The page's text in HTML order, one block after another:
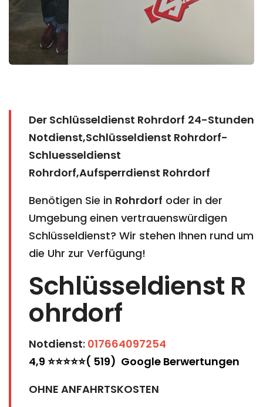
Der Schlüsseldienst Rohrdorf 24-Stunden
Notdienst,Schlüsseldienst Rohrdorf-
Schluesseldienst
Rohrdorf,Aufsperrdienst Rohrdorf
Benötigen Sie in Rohrdorf oder in der
Umgebung einen vertrauenswürdigen
Schlüsseldienst? Wir stehen Ihnen rund um
die Uhr zur Verfügung!
Schlüsseldienst R
ohrdorf
Notdienst: 017664097254
4,9 ⭐⭐⭐⭐⭐( 519) Google Berwertungen
OHNE ANFAHRTSKOSTEN